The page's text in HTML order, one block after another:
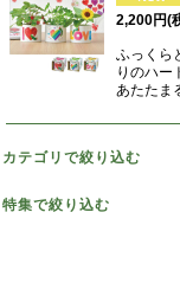
2,200円(
ふっくら
りのハー
あたたま
カテゴリで絞り込む
野菜の栽培キット
特集で絞り込む